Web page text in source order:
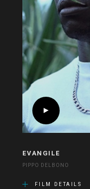
EVANGILE
PIPPO DELBONO
FILM DETAILS